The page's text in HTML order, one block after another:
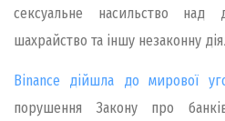
сексуальне насильство над
шахрайство та іншу незаконну
Binance дійшла до мирової
порушення Закону про